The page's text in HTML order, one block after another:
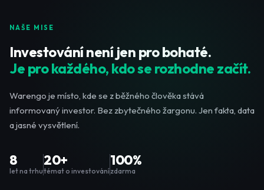
NAŠE MISE
Investování není jen pro bohaté.
Je pro každého, kdo se rozhodne začít.
Warengo je místo, kde se z běžného člověka stává
informovaný investor. Bez zbytečného žargonu. Jen fakta, data
a jasné vysvětlení.
8
let na trhu
20+
témat o investování
100%
zdarma